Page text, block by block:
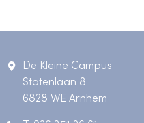
De Kleine Campus
Statenlaan 8
6828 WE Arnhem